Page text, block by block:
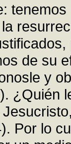
de su
y
¿Quién
Por lo